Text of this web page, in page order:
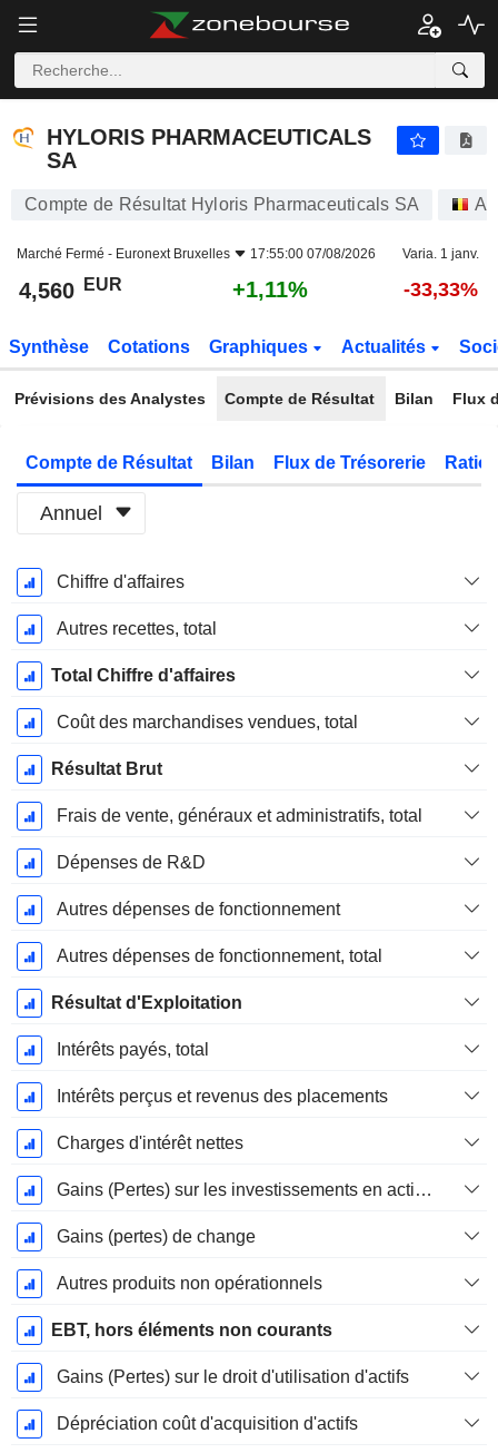
HYLORIS PHARMACEUTICALS
SA
Compte de Résultat Hyloris Pharmaceuticals SA
Marché Fermé - Euronext Bruxelles 17:55:00 07/08/2026 Varia. 1 janv.
4,560 EUR +1,11% -33,33%
Synthèse Cotations Graphiques Actualités
Prévisions des Analystes Compte de Résultat Bilan Flux
Compte de Résultat Bilan Flux de Trésorerie
Annuel
Période
Fiscale:
Décembre
Chiffre d'affaires
Autres recettes, total
Total Chiffre d'affaires
Coût des marchandises vendues, total
Résultat Brut
Frais de vente, généraux et administratifs, total
Dépenses de R&D
Autres dépenses de fonctionnement
Autres dépenses de fonctionnement, total
Résultat d'Exploitation
Intérêts payés, total
Intérêts perçus et revenus des placements
Charges d'intérêt nettes
Gains (Pertes) sur les investissements en actions
Gains (pertes) de change
Autres produits non opérationnels
EBT, hors éléments non courants
Gains (Pertes) sur le droit d'utilisation d'actifs
Dépréciation coût d'acquisition d'actifs